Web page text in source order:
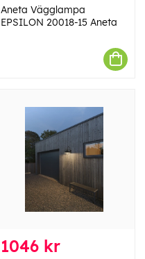
Aneta Vägglampa
EPSILON 20018-15 Aneta
1046 kr